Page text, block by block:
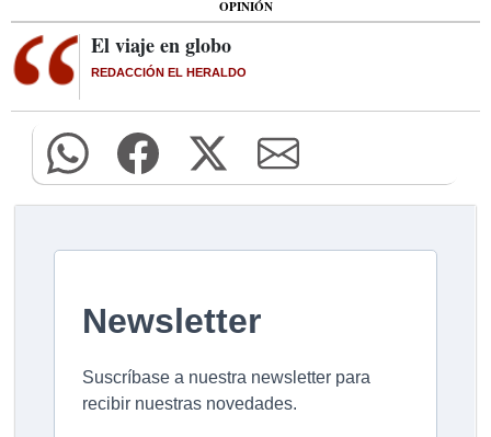
OPINIÓN
El viaje en globo
REDACCIÓN EL HERALDO